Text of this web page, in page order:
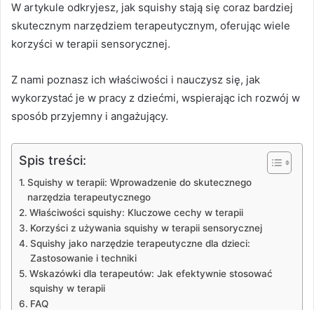
W artykule odkryjesz, jak squishy stają się coraz bardziej
skutecznym narzędziem terapeutycznym, oferując wiele
korzyści w terapii sensorycznej.
Z nami poznasz ich właściwości i nauczysz się, jak
wykorzystać je w pracy z dziećmi, wspierając ich rozwój w
sposób przyjemny i angażujący.
Spis treści:
Squishy w terapii: Wprowadzenie do skutecznego
narzędzia terapeutycznego
Właściwości squishy: Kluczowe cechy w terapii
Korzyści z używania squishy w terapii sensorycznej
Squishy jako narzędzie terapeutyczne dla dzieci:
Zastosowanie i techniki
Wskazówki dla terapeutów: Jak efektywnie stosować
squishy w terapii
FAQ